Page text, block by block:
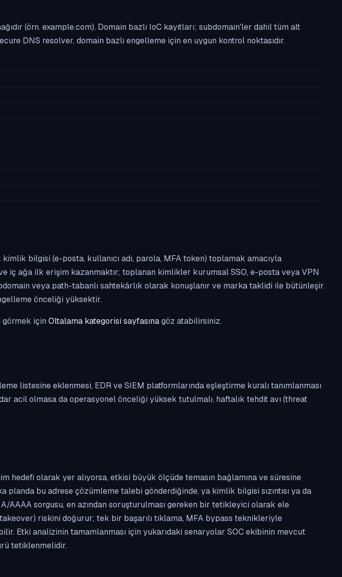
(örn. example.com). Domain bazlı IoC kayıtları; subdomain'ler dahil tüm alt
DNS resolver, domain bazlı engelleme için en uygun kontrol noktasıdır.
bilgisi (e-posta, kullanıcı adı, parola, MFA token) toplamak amacıyla
iç ağa ilk erişim kazanmaktır; toplanan kimlikler kurumsal SSO, e-posta veya VPN
veya path-tabanlı sahtekârlık olarak konuşlanır ve marka taklidi ile bütünleşir.
önceliği yüksektir.
görmek için Oltalama kategorisi sayfasınagöz atabilirsiniz.
listesine eklenmesi, EDR ve SIEM platformlarında eşleştirme kuralı tanımlanması
acil olmasa da operasyonel önceliği yüksek tutulmalı, haftalık tehdit avı (threat
hedefi olarak yer alıyorsa, etkisi büyük ölçüde temasın bağlamına ve süresine
planda bu adrese çözümleme talebi gönderdiğinde, ya kimlik bilgisi sızıntısı ya da
sorgusu, en azından soruşturulması gereken bir tetikleyici olarak ele
riskini doğurur; tek bir başarılı tıklama, MFA bypass teknikleriyle
Etki analizinin tamamlanması için yukarıdaki senaryolar SOC ekibinin mevcut
tetiklenmelidir.